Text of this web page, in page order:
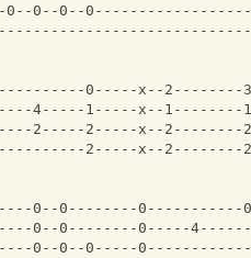
0--0--0--
0-----x--2--------
4-----1-----x--1--------
2-----2-----x--2--------
2-----x--2--------
0--0--------0-----------
0--0--------0-----
0--0--0-----